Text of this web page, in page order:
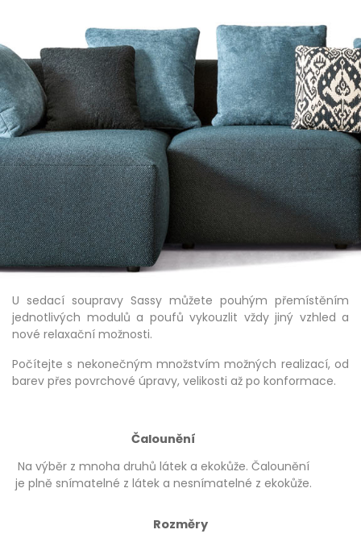
U sedací soupravy Sassy můžete pouhým přemístěním
jednotlivých modulů a poufů vykouzlit vždy jiný vzhled a
nové relaxační možnosti.
Počítejte s nekonečným množstvím možných realizací, od
barev přes povrchové úpravy, velikosti až po konformace.
Čalounění
Na výběr z mnoha druhů látek a ekokůže. Čalounění
je plně snímatelné z látek a nesnímatelné z ekokůže.
Rozměry